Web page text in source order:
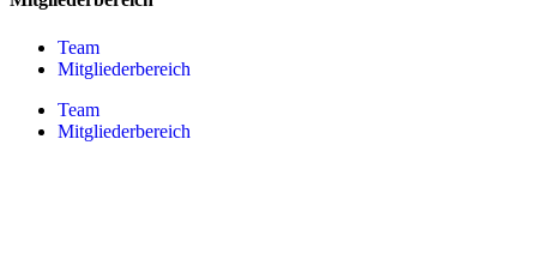
Team
Mitgliederbereich
Team
Mitgliederbereich